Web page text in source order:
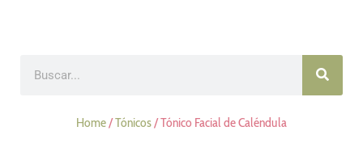
Home/Tónicos/ Tónico Facial de Caléndula